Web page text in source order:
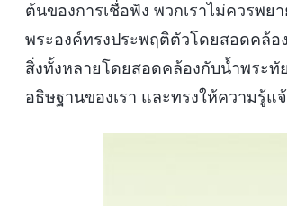
ต้นของการเชื่อฟัง พวกเราไม่ควรพย
พระองค์ทรงประพฤติตัวโดยสอดคล้อง
สิ่งทั้งหลายโดยสอดคล้องกับน้ำพระทั
อธิษฐานของเรา และทรงให้ความรู้แ